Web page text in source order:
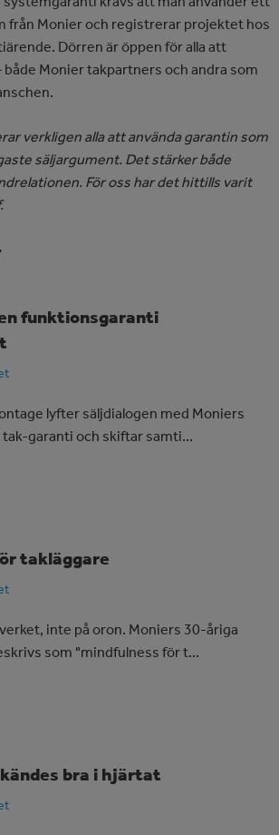
från Monier och registrerar projektet hos
Dörren är öppen för alla att
både Monier takpartners och andra som
verkligen alla att använda garantin som
säljargument. Det stärker både
För oss har det hittills varit
funktionsgaranti
lyfter säljdialogen med Moniers
garanti och skiftar samti...
takläggare
inte på oron. Moniers 30-åriga
som "mindfulness för t...
bra i hjärtat